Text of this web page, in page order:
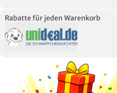
Rabatte für jeden Warenkorb